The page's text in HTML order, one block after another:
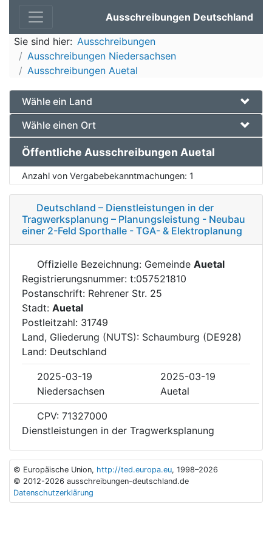
Ausschreibungen Deutschland
Sie sind hier: Ausschreibungen
Ausschreibungen Niedersachsen
Ausschreibungen Auetal
Wähle ein Land
Wähle einen Ort
Öffentliche Ausschreibungen Auetal
Anzahl von Vergabebekanntmachungen: 1
Deutschland – Dienstleistungen in der
Tragwerksplanung – Planungsleistung - Neubau
einer 2-Feld Sporthalle - TGA- & Elektroplanung
Offizielle Bezeichnung: Gemeinde Auetal
Registrierungsnummer: t:057521810
Postanschrift: Rehrener Str. 25
Stadt: Auetal
Postleitzahl: 31749
Land, Gliederung (NUTS): Schaumburg (DE928)
Land: Deutschland
2025-03-19
2025-03-19
Niedersachsen
Auetal
CPV: 71327000
Dienstleistungen in der Tragwerksplanung
© Europäische Union, http://ted.europa.eu, 1998–2026
© 2012-2026 ausschreibungen-deutschland.de
Datenschutzerklärung